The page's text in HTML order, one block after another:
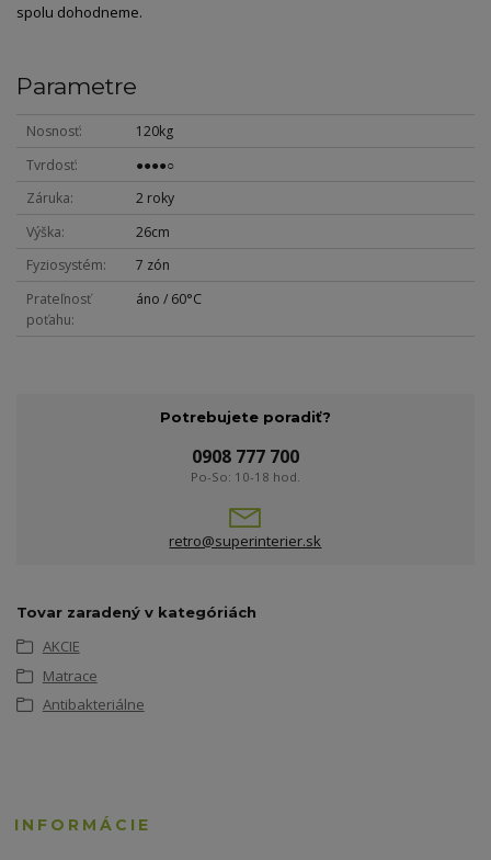
spolu dohodneme.
Parametre
Nosnosť
120kg
Tvrdosť
●●●●○
Záruka
2 roky
Výška
26cm
Fyziosystém
7 zón
Prateľnosť
poťahu
áno / 60°C
Potrebujete poradiť?
0908 777 700
Po-So: 10-18 hod.
retro@superinterier.sk
Tovar zaradený v kategóriách
AKCIE
Matrace
Antibakteriálne
INFORMÁCIE